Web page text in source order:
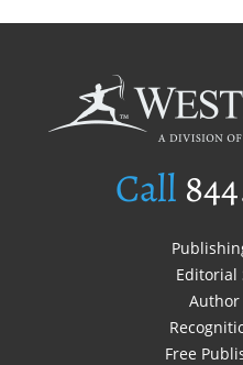
Call
Editorial
Author
Free